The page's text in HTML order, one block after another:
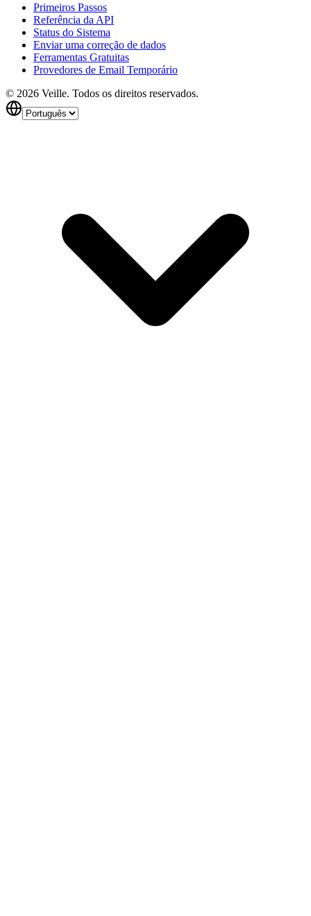
Primeiros Passos
Referência da API
Status do Sistema
Enviar uma correção de dados
Ferramentas Gratuitas
Provedores de Email Temporário
© 2026 Veille. Todos os direitos reservados.